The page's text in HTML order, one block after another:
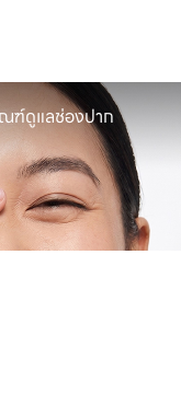
ฑ์ดูแลช่องปาก